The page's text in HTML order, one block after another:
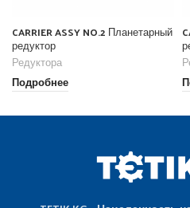
CARRIER ASSY NO.2 Планетарный
редуктор
Редуктора
Подробнее